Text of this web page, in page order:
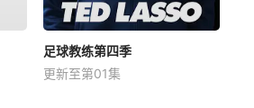
足球教练第四季
更新至第01集